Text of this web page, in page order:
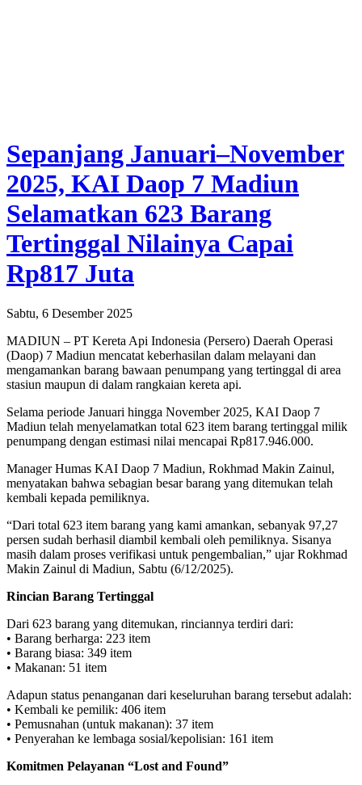
Sepanjang Januari–November
2025, KAI Daop 7 Madiun
Selamatkan 623 Barang
Tertinggal Nilainya Capai
Rp817 Juta
Sabtu, 6 Desember 2025
MADIUN – PT Kereta Api Indonesia (Persero) Daerah Operasi
(Daop) 7 Madiun mencatat keberhasilan dalam melayani dan
mengamankan barang bawaan penumpang yang tertinggal di area
stasiun maupun di dalam rangkaian kereta api.
Selama periode Januari hingga November 2025, KAI Daop 7
Madiun telah menyelamatkan total 623 item barang tertinggal milik
penumpang dengan estimasi nilai mencapai Rp817.946.000.
Manager Humas KAI Daop 7 Madiun, Rokhmad Makin Zainul,
menyatakan bahwa sebagian besar barang yang ditemukan telah
kembali kepada pemiliknya.
“Dari total 623 item barang yang kami amankan, sebanyak 97,27
persen sudah berhasil diambil kembali oleh pemiliknya. Sisanya
masih dalam proses verifikasi untuk pengembalian,” ujar Rokhmad
Makin Zainul di Madiun, Sabtu (6/12/2025).
Rincian Barang Tertinggal
Dari 623 barang yang ditemukan, rinciannya terdiri dari:
• Barang berharga: 223 item
• Barang biasa: 349 item
• Makanan: 51 item
Adapun status penanganan dari keseluruhan barang tersebut adalah:
• Kembali ke pemilik: 406 item
• Pemusnahan (untuk makanan): 37 item
• Penyerahan ke lembaga sosial/kepolisian: 161 item
Komitmen Pelayanan “Lost and Found”